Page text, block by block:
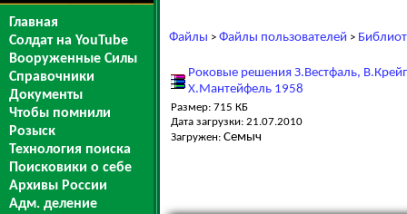
Главная
Солдат на YouTube
Вооруженные Силы
Справочники
Документы
Чтобы помнили
Розыск
Технология поиска
Поисковики о себе
Архивы России
Адм. деление
Файлы > Файлы пользователей >
Роковые решения З.Вестфаль,
X.Мантейфель 1958
Размер: 715 КБ
Дата загрузки: 21.07.2010
Загружен: Семыч